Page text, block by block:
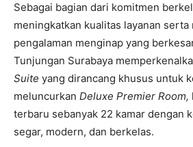
Sebagai bagian dari komitmen
meningkatkan kualitas layanan serta
pengalaman menginap yang
Tunjungan Surabaya
Suite yang dirancang khusus untuk
meluncurkan Deluxe Premier Room,
terbaru sebanyak 22 kamar dengan
segar, modern, dan berkelas.